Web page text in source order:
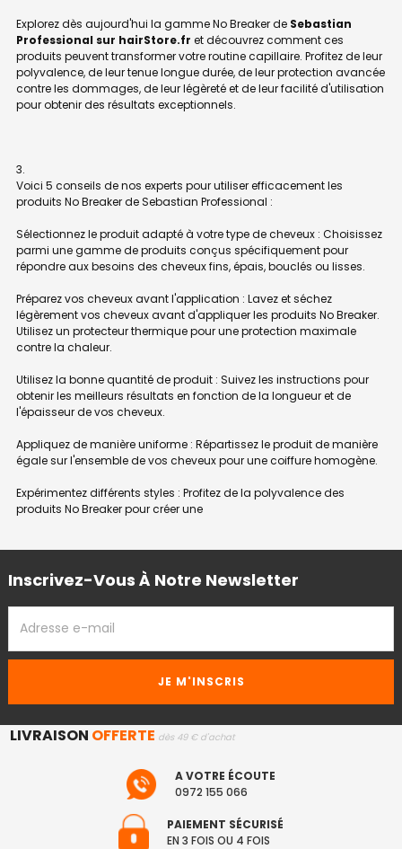
Explorez dès aujourd'hui la gamme No Breaker de Sebastian
Professional sur hairStore.fr et découvrez comment ces
produits peuvent transformer votre routine capillaire. Profitez de leur
polyvalence, de leur tenue longue durée, de leur protection avancée
contre les dommages, de leur légèreté et de leur facilité d'utilisation
pour obtenir des résultats exceptionnels.
Voici 5 conseils de nos experts pour utiliser efficacement les
produits No Breaker de Sebastian Professional :
Sélectionnez le produit adapté à votre type de cheveux : Choisissez
parmi une gamme de produits conçus spécifiquement pour
répondre aux besoins des cheveux fins, épais, bouclés ou lisses.
Préparez vos cheveux avant l'application : Lavez et séchez
légèrement vos cheveux avant d'appliquer les produits No Breaker.
Utilisez un protecteur thermique pour une protection maximale
contre la chaleur.
Utilisez la bonne quantité de produit : Suivez les instructions pour
obtenir les meilleurs résultats en fonction de la longueur et de
l'épaisseur de vos cheveux.
Appliquez de manière uniforme : Répartissez le produit de manière
égale sur l'ensemble de vos cheveux pour une coiffure homogène.
Expérimentez différents styles : Profitez de la polyvalence des
produits No Breaker pour créer une
Inscrivez-Vous À Notre Newsletter
EMAIL
LIVRAISON OFFERTE dès 49 € d'achat
A VOTRE ÉCOUTE
0972 155 066
PAIEMENT SÉCURISÉ
EN 3 FOIS OU 4 FOIS